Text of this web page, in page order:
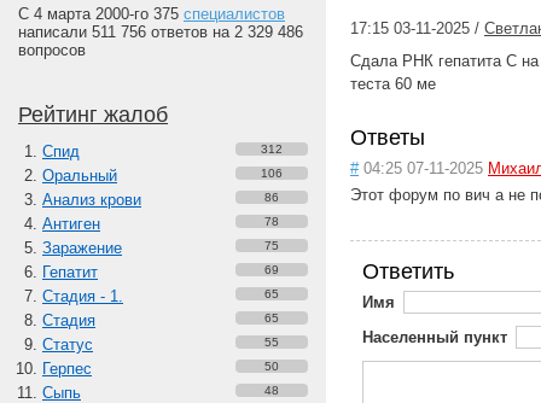
С 4 марта 2000-го 375 специалистов
написали 511 756 ответов на 2 329 486
вопросов
Рейтинг жалоб
Спид 312
Оральный 106
Анализ крови 86
Антиген 78
Заражение 75
Гепатит 69
Стадия - 1. 65
Стадия 65
Статус 55
Герпес 50
Сыпь 48
17:15 03-11-2025 /
Сдала РНК гепатита С на
теста 60 ме
Ответы
#04:25 07-11-2025
Этот форум по вич а не
Ответить
Имя
Населенный пункт